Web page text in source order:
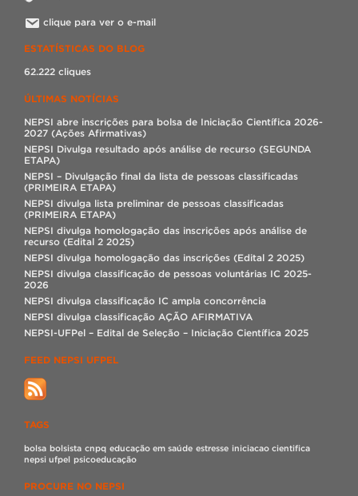
clique para ver o e-mail
ESTATÍSTICAS DO BLOG
62.222 cliques
ÚLTIMAS NOTÍCIAS
NEPSI abre inscrições para bolsa de Iniciação Científica 2026-
2027 (Ações Afirmativas)
NEPSI Divulga resultado após análise de recurso (SEGUNDA
ETAPA)
NEPSI – Divulgação final da lista de pessoas classificadas
(PRIMEIRA ETAPA)
NEPSI divulga lista preliminar de pessoas classificadas
(PRIMEIRA ETAPA)
NEPSI divulga homologação das inscrições após análise de
recurso (Edital 2 2025)
NEPSI divulga homologação das inscrições (Edital 2 2025)
NEPSI divulga classificação de pessoas voluntárias IC 2025-
2026
NEPSI divulga classificação IC ampla concorrência
NEPSI divulga classificação AÇÃO AFIRMATIVA
NEPSI-UFPel – Edital de Seleção – Iniciação Científica 2025
FEED NEPSI UFPEL
TAGS
bolsa bolsista cnpq educação em saúde estresse iniciacao cientifica
nepsi ufpel psicoeducação
PROCURE NO NEPSI